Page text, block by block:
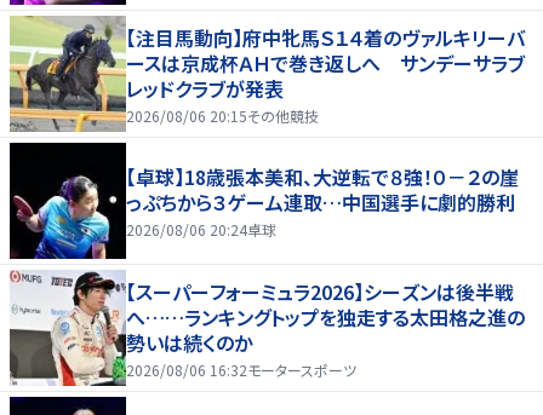
【注目馬動向】府中牝馬Ｓ１４着のヴァルキリーバ
ースは京成杯ＡＨで巻き返しへ サンデーサラブ
レッドクラブが発表
2026/08/06 20:15その他競技
【卓球】18歳張本美和、大逆転で８強！０－２の崖
っぷちから３ゲーム連取…中国選手に劇的勝利
2026/08/06 20:24卓球
【スーパーフォーミュラ2026】シーズンは後半戦
へ……ランキングトップを独走する太田格之進の
勢いは続くのか
2026/08/06 16:32モータースポーツ